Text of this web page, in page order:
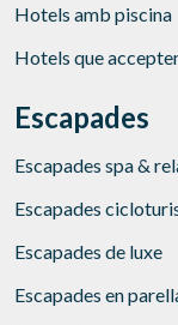
Hotels amb piscina
Hotels que
Escapades
Escapades spa &
Escapades
Escapades de luxe
Escapades en